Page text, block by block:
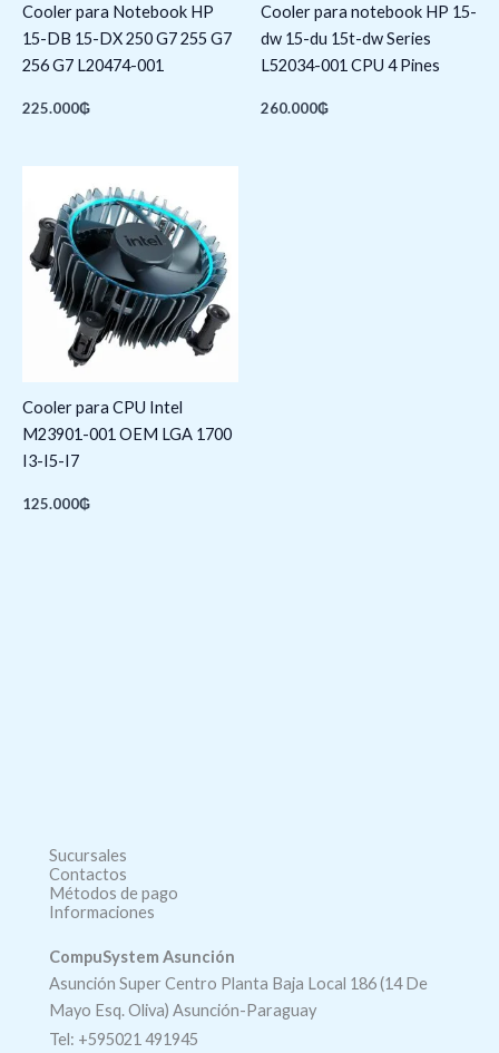
Cooler para Notebook HP
15-DB 15-DX 250 G7 255 G7
256 G7 L20474-001
225.000₲
Cooler para notebook HP 15-
dw 15-du 15t-dw Series
L52034-001 CPU 4 Pines
260.000₲
Cooler para CPU Intel
M23901-001 OEM LGA 1700
I3-I5-I7
125.000₲
Sucursales
Contactos
Métodos de pago
Informaciones
CompuSystem Asunción
Asunción Super Centro Planta Baja Local 186 (14 De
Mayo Esq. Oliva) Asunción-Paraguay
Tel: +595021 491945